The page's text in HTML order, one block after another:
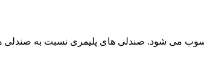
می شود. صندلی های پلیمری نسبت به صندلی